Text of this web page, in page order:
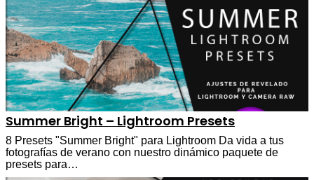
Summer Bright – Lightroom Presets
8 Presets "Summer Bright" para Lightroom Da vida a tus
fotografías de verano con nuestro dinámico paquete de
presets para…